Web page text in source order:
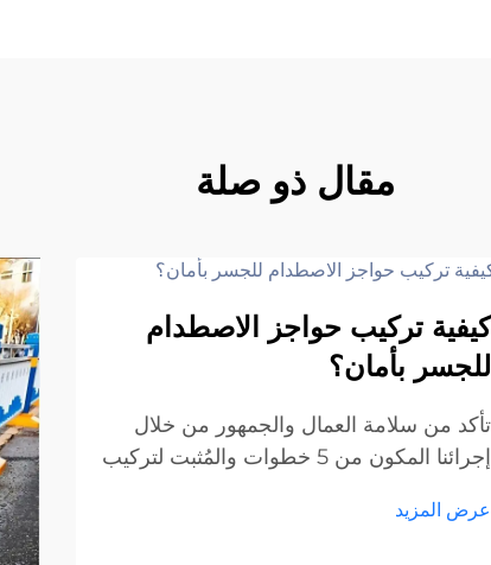
مقال ذو صلة
Novكيفية تركيب حواجز الاصطدام
للجسر بأمان؟
تأكد من سلامة العمال والجمهور من خلال
إجرائنا المكون من 5 خطوات والمُثبت لتركيب
الشائعة وقضايا الامتثال. قم بتنزيل قائمة
عرض المزيد